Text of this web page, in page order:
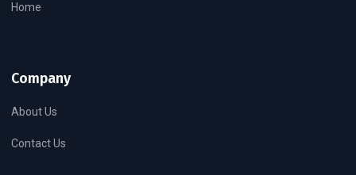
Home
Company
About Us
Contact Us